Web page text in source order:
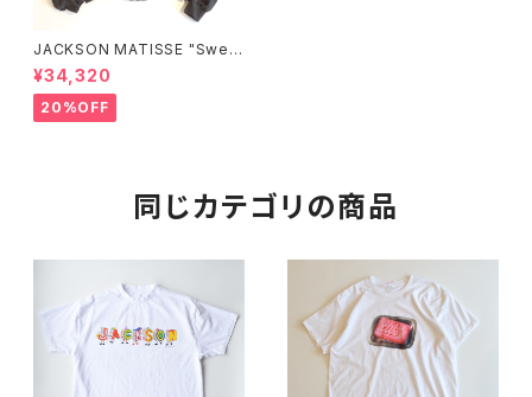
JACKSON MATISSE "Sweat
MA-1" FIG Exclusive
¥34,320
20%OFF
同じカテゴリの商品